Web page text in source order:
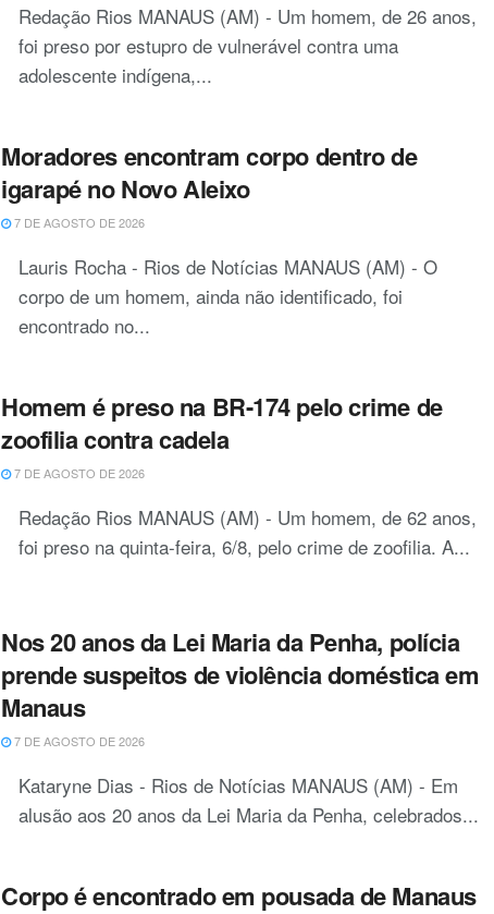
Redação Rios MANAUS (AM) - Um homem, de 26 anos,
foi preso por estupro de vulnerável contra uma
adolescente indígena,...
Moradores encontram corpo dentro de
igarapé no Novo Aleixo
7 DE AGOSTO DE 2026
Lauris Rocha - Rios de Notícias MANAUS (AM) - O
corpo de um homem, ainda não identificado, foi
encontrado no...
Homem é preso na BR-174 pelo crime de
zoofilia contra cadela
7 DE AGOSTO DE 2026
Redação Rios MANAUS (AM) - Um homem, de 62 anos,
foi preso na quinta-feira, 6/8, pelo crime de zoofilia. A...
Nos 20 anos da Lei Maria da Penha, polícia
prende suspeitos de violência doméstica em
Manaus
7 DE AGOSTO DE 2026
Kataryne Dias - Rios de Notícias MANAUS (AM) - Em
alusão aos 20 anos da Lei Maria da Penha, celebrados...
Corpo é encontrado em pousada de Manaus